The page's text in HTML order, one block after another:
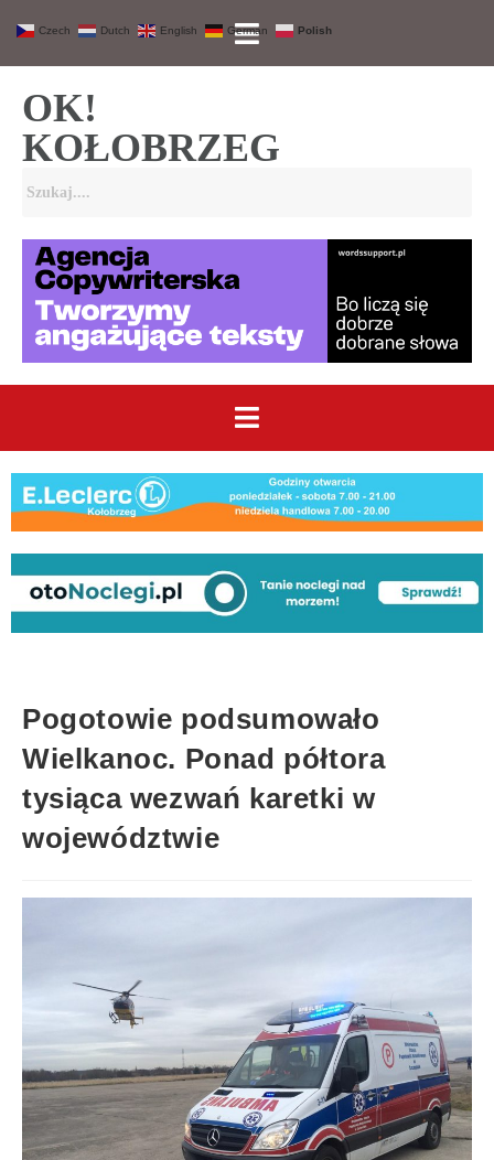
OK!
KOŁOBRZEG
Pogotowie podsumowało
Wielkanoc. Ponad półtora
tysiąca wezwań karetki w
województwie
Czech Dutch English German Polish